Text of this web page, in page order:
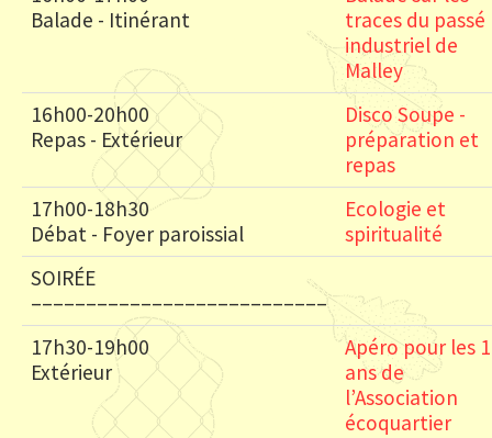
Balade - Itinérant
traces du passé
industriel de
Malley
16h00-20h00
Repas - Extérieur
Disco Soupe -
préparation et
repas
17h00-18h30
Débat - Foyer paroissial
Ecologie et
spiritualité
SOIRÉE
–––––––––––––––––––––––––––
17h30-19h00
Extérieur
Apéro pour les
ans de
l’Association
écoquartier